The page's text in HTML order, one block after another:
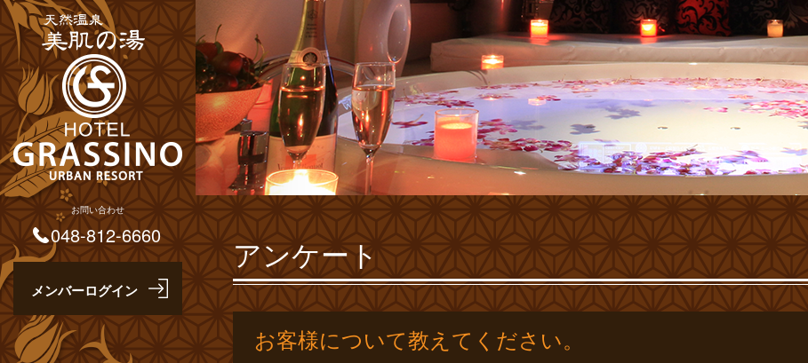
お問い合わせ
048-812-6660 アンケート
お客様について教えてください。